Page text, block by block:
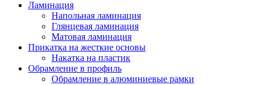
Ламинация
Напольная ламинация
Глянцевая ламинация
Матовая ламинация
Прикатка на жесткие основы
Накатка на пластик
Обрамление в профиль
Обрамление в алюминиевые рамки